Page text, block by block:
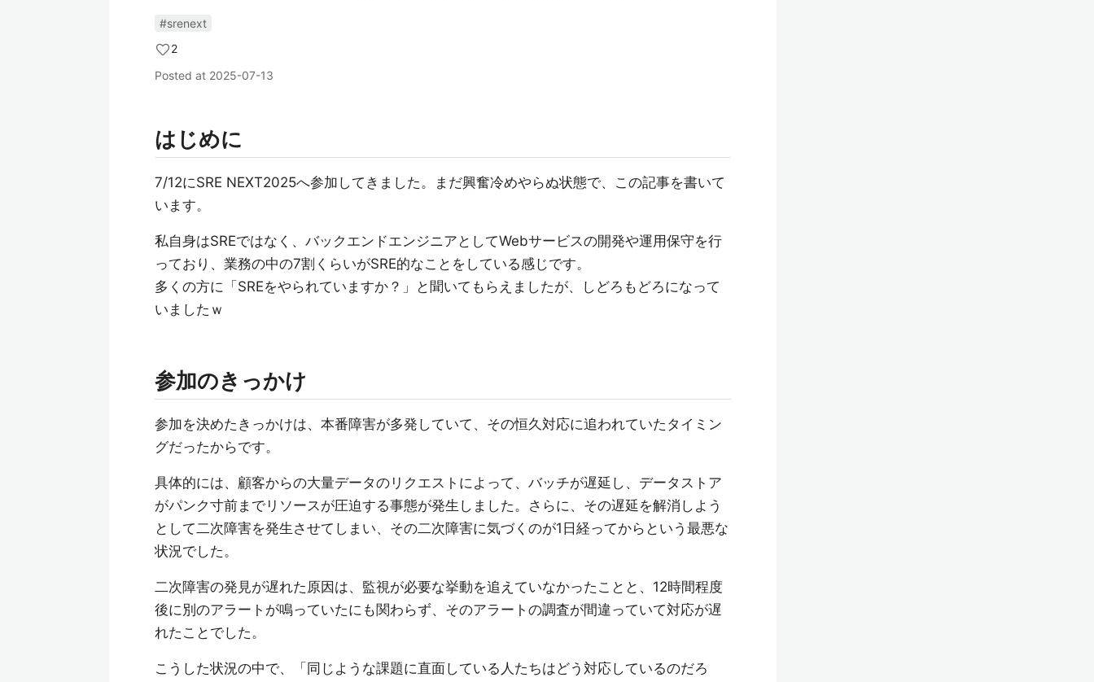
#srenext
2
Posted at 2025-07-13
はじめに
7/12にSRE NEXT2025へ参加してきました。まだ興奮冷めやらぬ状態で、この記事を書いて
います。
私自身はSREではなく、バックエンドエンジニアとしてWebサービスの開発や運用保守を行
っており、業務の中の7割くらいがSRE的なことをしている感じです。
多くの方に「SREをやられていますか？」と聞いてもらえましたが、しどろもどろになって
いましたｗ
参加のきっかけ
参加を決めたきっかけは、本番障害が多発していて、その恒久対応に追われていたタイミン
グだったからです。
具体的には、顧客からの大量データのリクエストによって、バッチが遅延し、データストア
がパンク寸前までリソースが圧迫する事態が発生しました。さらに、その遅延を解消しよう
として二次障害を発生させてしまい、その二次障害に気づくのが1日経ってからという最悪な
状況でした。
二次障害の発見が遅れた原因は、監視が必要な挙動を追えていなかったことと、12時間程度
後に別のアラートが鳴っていたにも関わらず、そのアラートの調査が間違っていて対応が遅
れたことでした。
こうした状況の中で、「同じような課題に直面している人たちはどう対応しているのだろ